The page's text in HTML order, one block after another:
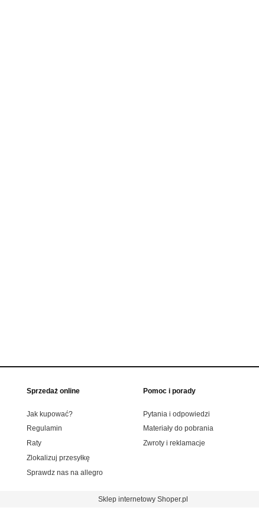
Sprzedaż online
Jak kupować?
Regulamin
Raty
Zlokalizuj przesyłkę
Sprawdz nas na allegro
Pomoc i porady
Pytania i odpowiedzi
Materiały do pobrania
Zwroty i reklamacje
Sklep internetowy Shoper.pl